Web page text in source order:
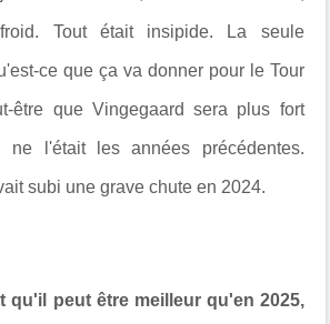
Tout était insipide. La seule
ce que ça va donner pour le Tour
être que Vingegaard sera plus fort
ne l'était les années précédentes.
subi une grave chute en 2024.
qu'il peut être meilleur qu'en 2025,